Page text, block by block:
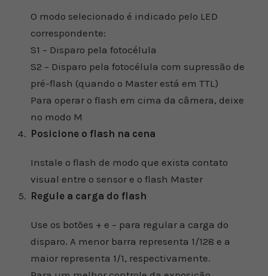
O modo selecionado é indicado pelo LED
correspondente:
S1 – Disparo pela fotocélula
S2 – Disparo pela fotocélula com supressão de
pré-flash (quando o Master está em TTL)
Para operar o flash em cima da câmera, deixe
no modo M
Posicione o flash na cena
Instale o flash de modo que exista contato
visual entre o sensor e o flash Master
Regule a carga do flash
Use os botões + e – para regular a carga do
disparo. A menor barra representa 1/128 e a
maior representa 1/1, respectivamente.